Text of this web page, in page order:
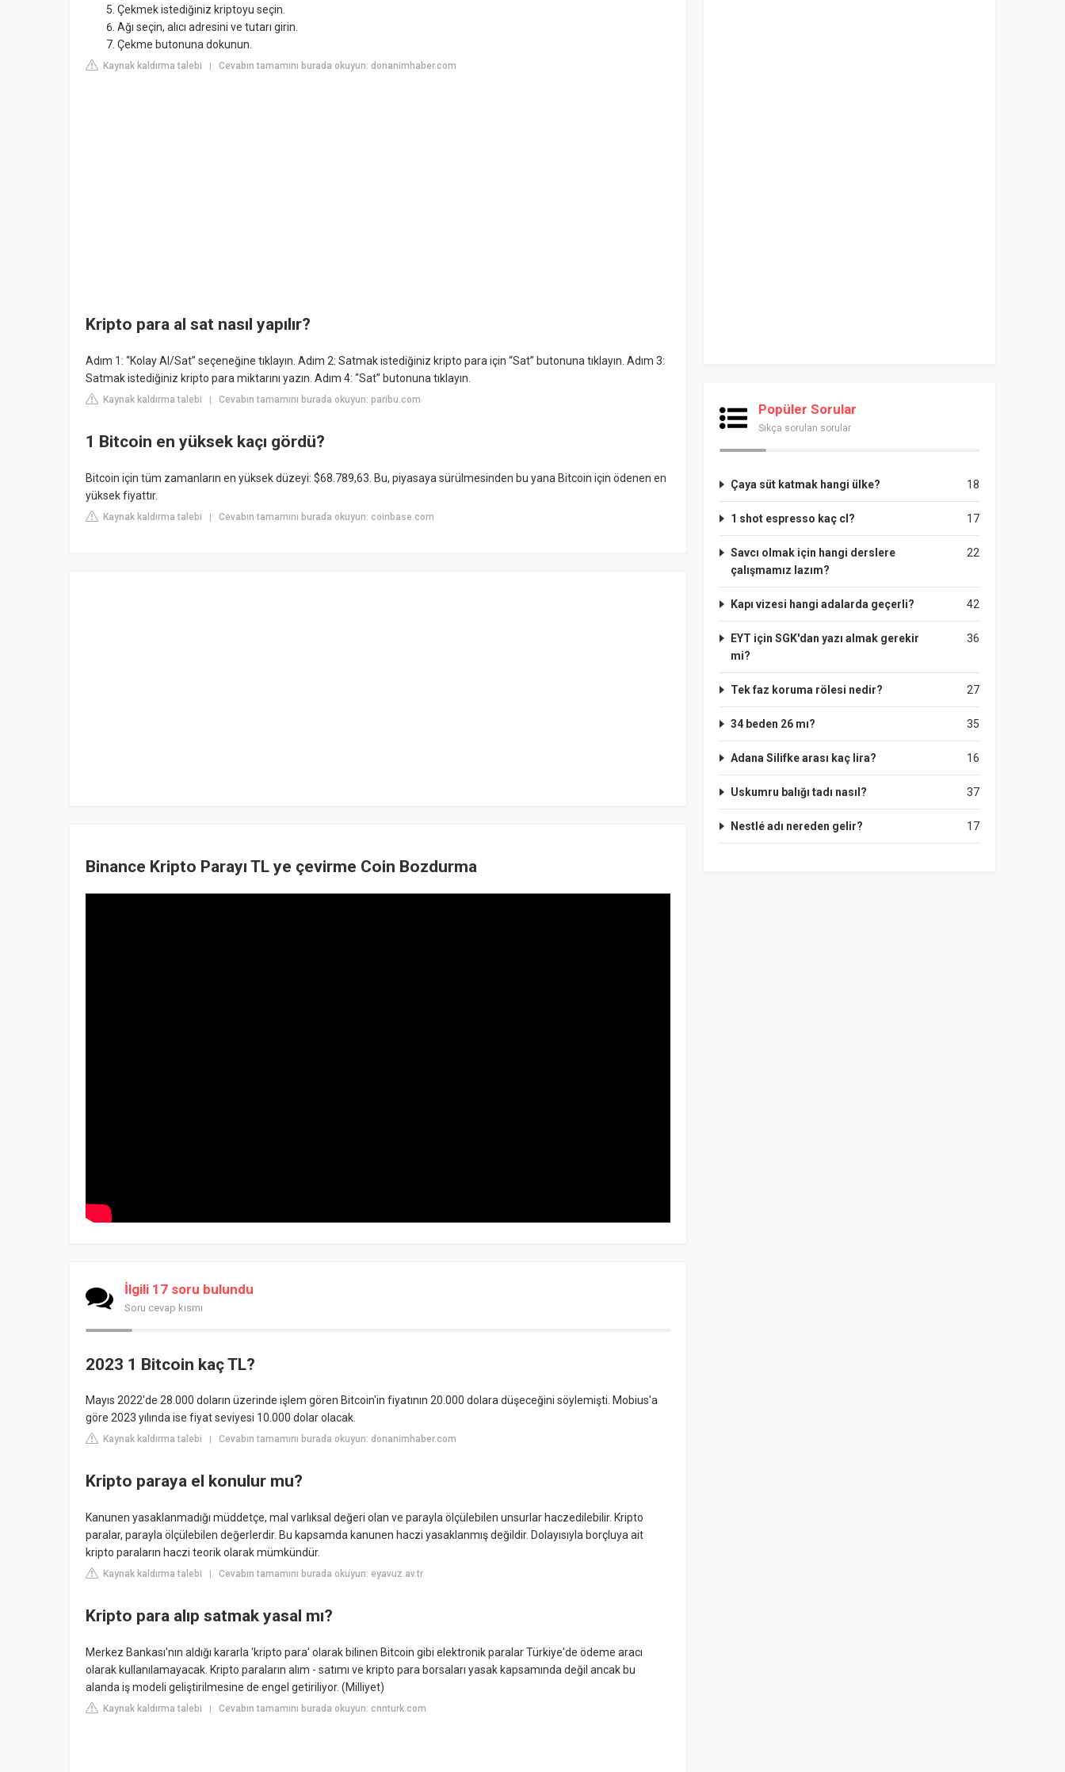
Çekmek istediğiniz kriptoyu seçin.
Ağı seçin, alıcı adresini ve tutarı girin.
Çekme butonuna dokunun.
Kaynak kaldırma talebi Cevabın tamamını burada okuyun: donanimhaber.com
Kripto para al sat nasıl yapılır?
Adım 1: “Kolay Al/Sat” seçeneğine tıklayın. Adım 2: Satmak istediğiniz kripto para için “Sat” butonuna tıklayın. Adım 3:
Satmak istediğiniz kripto para miktarını yazın. Adım 4: “Sat” butonuna tıklayın.
Kaynak kaldırma talebi | Cevabın tamamını burada okuyun: paribu.com
1 Bitcoin en yüksek kaçı gördü?
Bitcoin için tüm zamanların en yüksek düzeyi: $68.789,63. Bu, piyasaya sürülmesinden bu yana Bitcoin için ödenen en
yüksek fiyattır.
Kaynak kaldırma talebi | Cevabın tamamını burada okuyun: coinbase.com
Binance Kripto Parayı TL ye çevirme Coin Bozdurma
İlgili 17 soru bulundu
Soru cevap kısmı
2023 1 Bitcoin kaç TL?
Mayıs 2022'de 28.000 doların üzerinde işlem gören Bitcoin'in fiyatının 20.000 dolara düşeceğini söylemişti. Mobius'a
göre 2023 yılında ise fiyat seviyesi 10.000 dolar olacak.
Kaynak kaldırma talebi | Cevabın tamamını burada okuyun: donanimhaber.com
Kripto paraya el konulur mu?
Kanunen yasaklanmadığı müddetçe, mal varlıksal değeri olan ve parayla ölçülebilen unsurlar haczedilebilir. Kripto
paralar, parayla ölçülebilen değerlerdir. Bu kapsamda kanunen haczi yasaklanmış değildir. Dolayısıyla borçluya ait
kripto paraların haczi teorik olarak mümkündür.
Kaynak kaldırma talebi | Cevabın tamamını burada okuyun: eyavuz.av.tr
Kripto para alıp satmak yasal mı?
Merkez Bankası'nın aldığı kararla 'kripto para' olarak bilinen Bitcoin gibi elektronik paralar Türkiye'de ödeme aracı
olarak kullanılamayacak. Kripto paraların alım - satımı ve kripto para borsaları yasak kapsamında değil ancak bu
alanda iş modeli geliştirilmesine de engel getiriliyor. (Milliyet)
Kaynak kaldırma talebi | Cevabın tamamını burada okuyun: cnnturk.com
Popüler Sorular
Sıkça sorulan sorular
18
Çaya süt katmak hangi ülke?
17
1 shot espresso kaç cl?
22
Savcı olmak için hangi derslere
çalışmamız lazım?
42
Kapı vizesi hangi adalarda geçerli?
36
EYT için SGK'dan yazı almak gerekir
mi?
27
Tek faz koruma rölesi nedir?
35
34 beden 26 mı?
16
Adana Silifke arası kaç lira?
37
Uskumru balığı tadı nasıl?
17
Nestlé adı nereden gelir?